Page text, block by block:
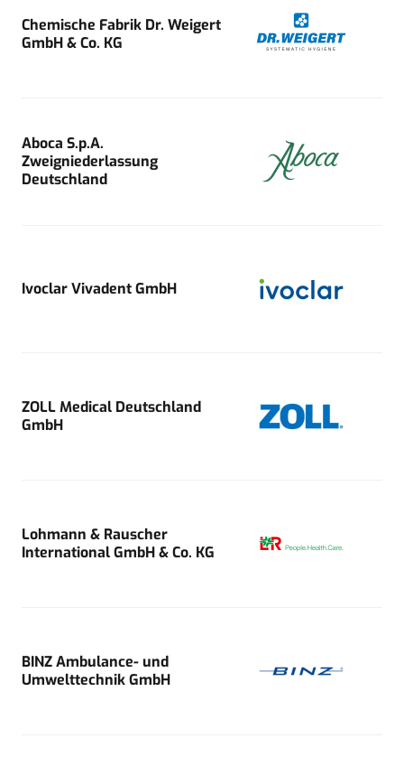
Chemische Fabrik Dr. Weigert
GmbH & Co. KG
Aboca S.p.A.
Zweigniederlassung
Deutschland
Ivoclar Vivadent GmbH
ZOLL Medical Deutschland
GmbH
Lohmann & Rauscher
International GmbH & Co. KG
BINZ Ambulance- und
Umwelttechnik GmbH